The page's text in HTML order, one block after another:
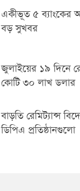
একীভূত ৫ ব্যাংকের
বড় সুখবর
জুলাইয়ের ১৯ দিনে
কোটি ৩০ লাখ ডলার
বাড়তি রেমিট্যান্স
ডিপিএ প্রতিষ্ঠানগুলো